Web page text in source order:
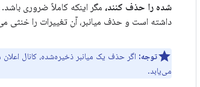
شده را حذف کنند، مگر اینکه کاملاً ضروری
داشته است و حذف میانبر، آن تغییرات را خنثی
توجه: اگر حذف یک میانبر ذخیره‌شده، کانال
می‌یابد.